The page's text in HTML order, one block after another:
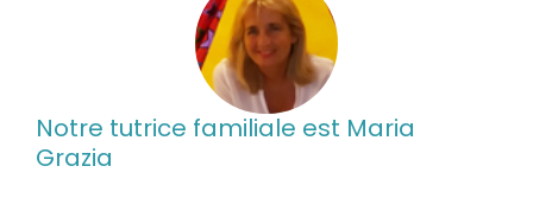
Notre tutrice familiale est Maria
Grazia